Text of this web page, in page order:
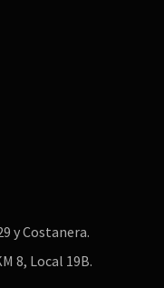
y Costanera.
8, Local 19B.